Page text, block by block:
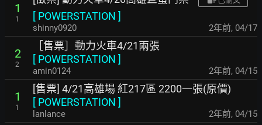
1
1 [ POWERSTATION ]
shinny0920 2年前, 04/17
2
2
［售票］動力火車4/21兩張
[ POWERSTATION ]
amin0124 2年前, 04/15
1
1
[售票] 4/21高雄場 紅217區 2200一張(原價)
[ POWERSTATION ]
lanlance 2年前, 04/15